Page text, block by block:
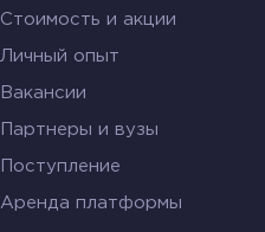
Стоимость и акции
Личный опыт
Вакансии
Партнеры и вузы
Поступление
Аренда платформы